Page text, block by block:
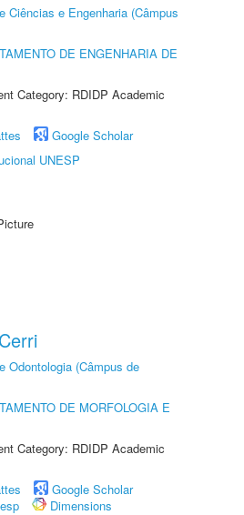
Ciências e Engenharia (Câmpus
DE ENGENHARIA DE
Category: RDIDP Academic
Google Scholar
UNESP
Odontologia (Câmpus de
DE MORFOLOGIA E
Category: RDIDP Academic
Google Scholar
Dimensions